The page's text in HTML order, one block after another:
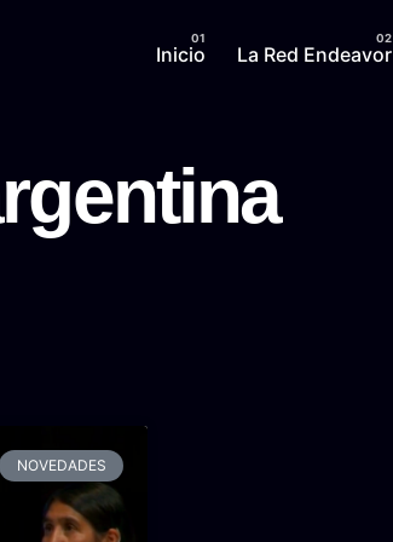
Inicio La Red Endeavor
NOVEDADES